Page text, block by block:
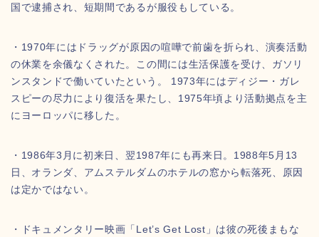
国で逮捕され、短期間であるが服役もしている。
・1970年にはドラッグが原因の喧嘩で前歯を折られ、演奏活動
の休業を余儀なくされた。この間には生活保護を受け、ガソリ
ンスタンドで働いていたという。 1973年にはディジー・ガレ
スピーの尽力により復活を果たし、1975年頃より活動拠点を主
にヨーロッパに移した。
・1986年3月に初来日、翌1987年にも再来日。1988年5月13
日、オランダ、アムステルダムのホテルの窓から転落死、原因
は定かではない。
・ドキュメンタリー映画「Let’s Get Lost」は彼の死後まもな